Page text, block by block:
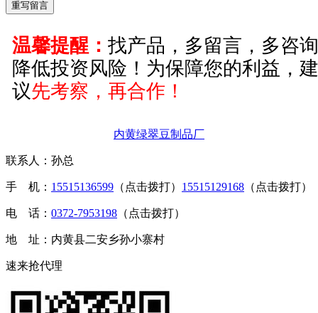
温馨提醒： 找产品，多留言，多咨询
降低投资风险！为保障您的利益，建
议先考察，再合作！
内黄绿翠豆制品厂
联系人：孙总
手 机： 15515136599 （点击拨打） 15515129168 （点击拨打）
电 话： 0372-7953198 （点击拨打）
地 址：内黄县二安乡孙小寨村
速来抢代理